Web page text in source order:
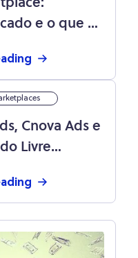
e o que é
Cnova Ads e
Livre